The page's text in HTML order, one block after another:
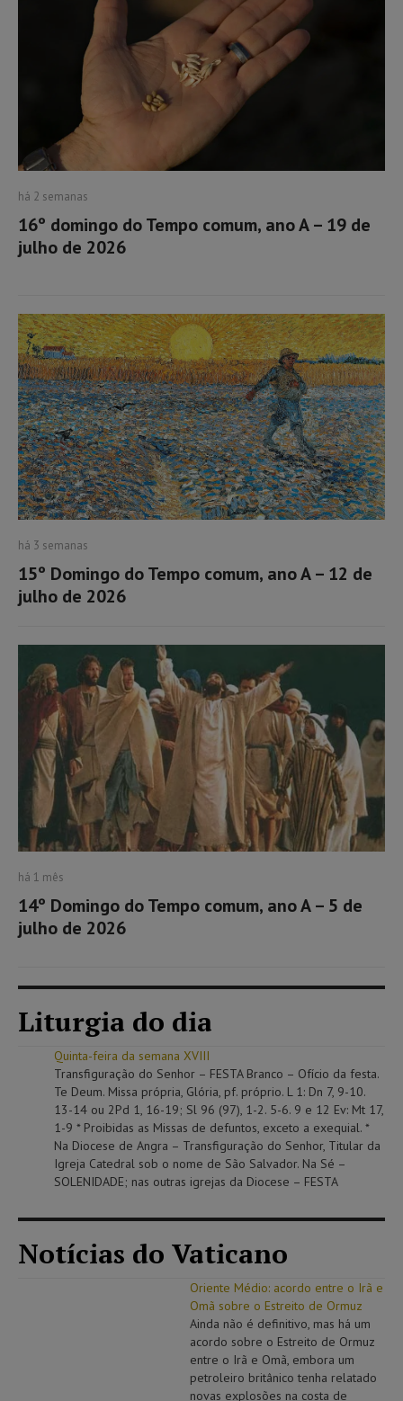
há 2 semanas
16º domingo do Tempo comum, ano A – 19 de
julho de 2026
há 3 semanas
15º Domingo do Tempo comum, ano A – 12 de
julho de 2026
há 1 mês
14º Domingo do Tempo comum, ano A – 5 de
julho de 2026
Liturgia do dia
Quinta-feira da semana XVIII
Transfiguração do Senhor – FESTA Branco – Ofício da festa.
Te Deum. Missa própria, Glória, pf. próprio. L 1: Dn 7, 9-10.
13-14 ou 2Pd 1, 16-19; Sl 96 (97), 1-2. 5-6. 9 e 12 Ev: Mt 17,
1-9 * Proibidas as Missas de defuntos, exceto a exequial. *
Na Diocese de Angra – Transfiguração do Senhor, Titular da
Igreja Catedral sob o nome de São Salvador. Na Sé –
SOLENIDADE; nas outras igrejas da Diocese – FESTA
Notícias do Vaticano
Oriente Médio: acordo entre o Irã e
Omã sobre o Estreito de Ormuz
Ainda não é definitivo, mas há um
acordo sobre o Estreito de Ormuz
entre o Irã e Omã, embora um
petroleiro britânico tenha relatado
novas explosões na costa de